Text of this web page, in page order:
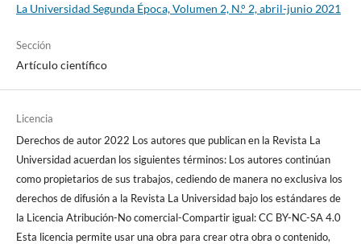
La Universidad Segunda Época, Volumen 2, N.° 2, abril-junio 2021
Sección
Artículo científico
Licencia
Derechos de autor 2022 Los autores que publican en la Revista La
Universidad acuerdan los siguientes términos: Los autores continúan
como propietarios de sus trabajos, cediendo de manera no exclusiva los
derechos de difusión a la Revista La Universidad bajo los estándares de
la Licencia Atribución-No comercial-Compartir igual: CC BY-NC-SA 4.0
Esta licencia permite usar una obra para crear otra obra o contenido,